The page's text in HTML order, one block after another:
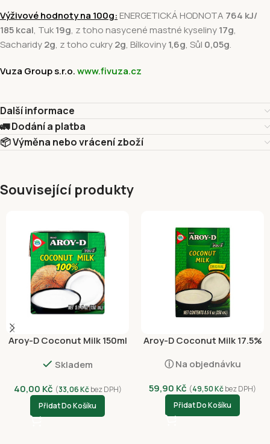
Výživové hodnoty na 100g: ENERGETICKÁ HODNOTA 764 kJ/
185 kcal, Tuk19g, z toho nasycené mastné kyseliny17g,
Sacharidy2g, z toho cukry2g, Bílkoviny1,6g, Sůl 0,05g.
Vuza Group s.r.o.www.fivuza.cz
Další informace
🚛 Dodání a platba
📦 Výměna nebo vrácení zboží
Související produkty
Aroy-D Coconut Milk 150ml
Skladem
40,00 Kč (33,06Kčbez DPH)
Přidat Do Košíku
Aroy-D Coconut Milk 17.5%
ⓘ Na objednávku
59,90 Kč (49,50Kčbez DPH)
Přidat Do Košíku